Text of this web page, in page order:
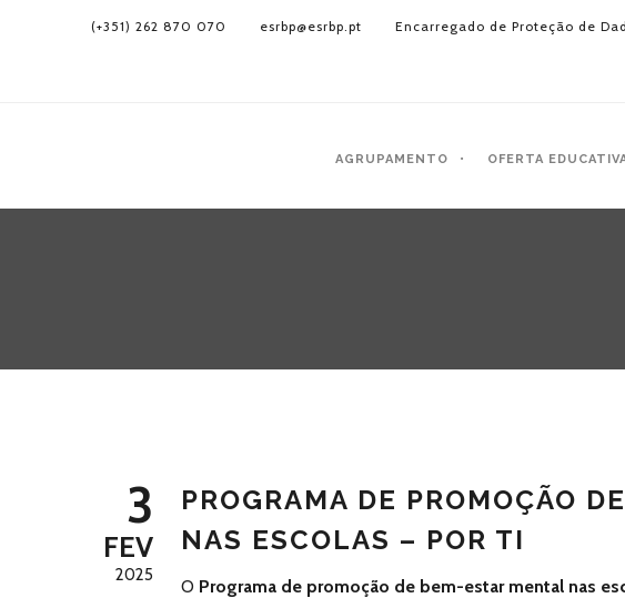
(+351) 262 870 070 esrbp@esrbp.pt Encarregado de Proteção de
AGRUPAMENTO OFERTA
3
FEV
2025
PROGRAMA DE PROMOÇÃO
NAS ESCOLAS – POR TI
O Programa de promoção de bem-estar mental nas